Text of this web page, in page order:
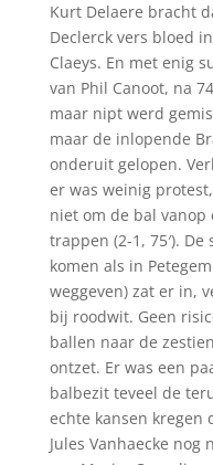
Kurt Delaere bracht
Declerck vers bloed
Claeys. En met enig
van Phil Canoot, na
maar nipt werd
maar de inlopende
onderuit gelopen.
er was weinig
niet om de bal
trappen (2-1, 75′).
komen als in
weggeven) zat er in,
bij roodwit. Geen
ballen naar de
ontzet. Er was een
balbezit teveel de
echte kansen kregen
Jules Vanhaecke